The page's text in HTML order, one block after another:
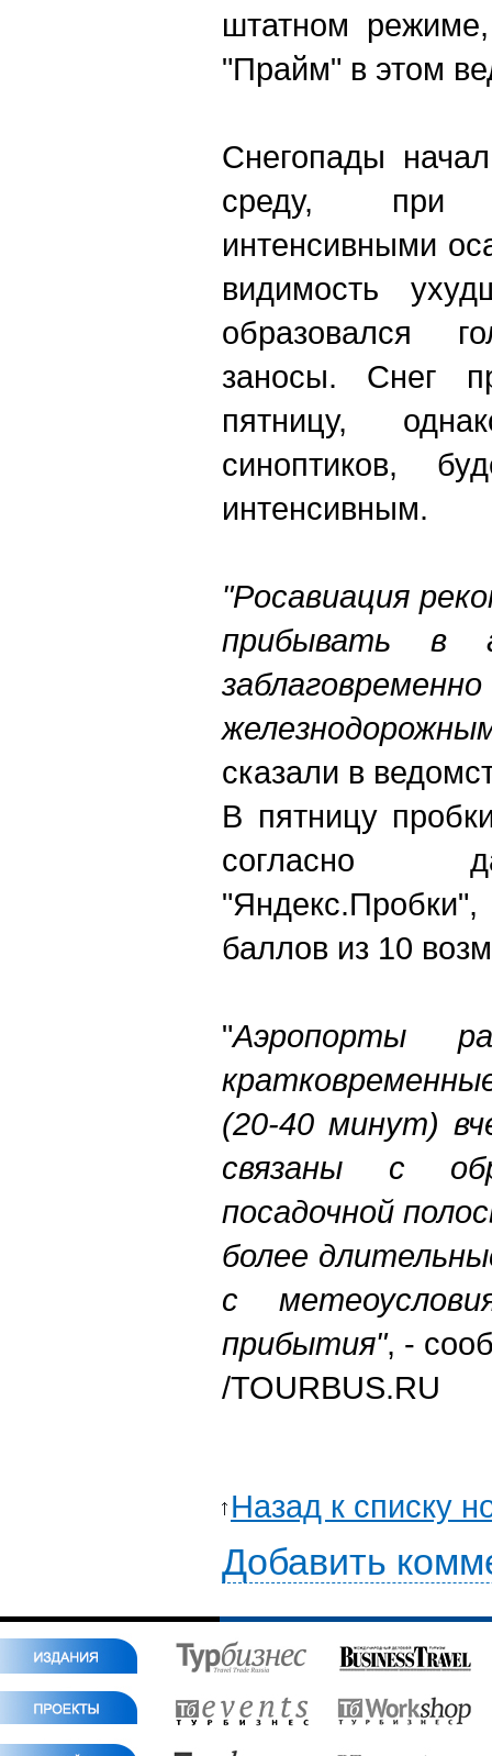
штатном
"Прайм" в этом
Снегопады
среду, при
интенсивными
видимость
образовался
заносы. Снег
пятницу,
синоптиков,
интенсивным.
"Росавиация
прибывать в
сказали в
В пятницу
согласно
баллов из 10
"Аэропорты
(20-40 минут)
связаны с
посадочной
более
с
прибытия", -
/TOURBUS.RU
Назад к списку
Добавить